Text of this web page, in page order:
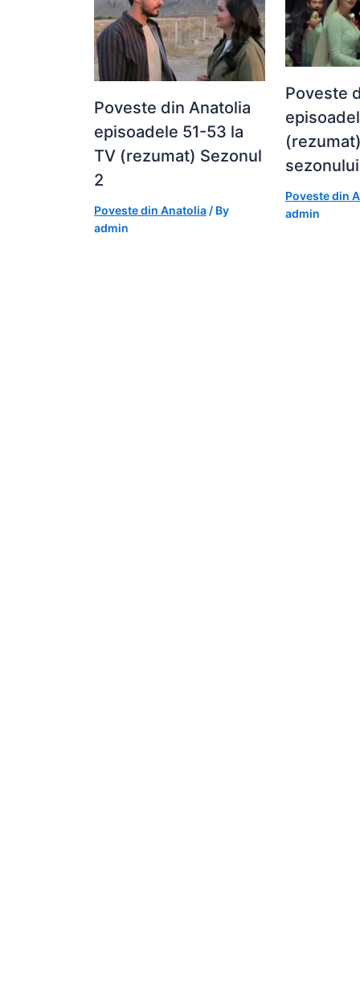
Poveste din Anatolia
episoadele 51-53 la
TV (rezumat) Sezonul
2
Poveste din Anatolia / By
admin
Poveste
sezonului
Poveste din
admin